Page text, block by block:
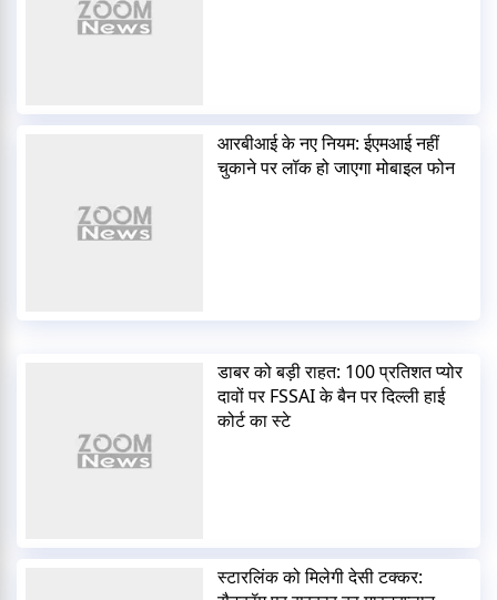
आरबीआई के नए नियम: ईएमआई नहीं
चुकाने पर लॉक हो जाएगा मोबाइल फोन
डाबर को बड़ी राहत: 100 प्रतिशत प्योर
दावों पर FSSAI के बैन पर दिल्ली हाई
कोर्ट का स्टे
स्टारलिंक को मिलेगी देसी टक्कर: